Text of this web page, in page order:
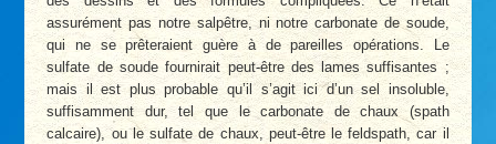
assurément pas notre salpêtre, ni notre carbonate de soude,
qui ne se prêteraient guère à de pareilles opérations. Le
sulfate de soude fournirait peut-être des lames suffisantes ;
mais il est plus probable qu’il s’agit ici d’un sel insoluble,
suffisamment dur, tel que le carbonate de chaux (spath
calcaire), ou le sulfate de chaux, peut-être le feldspath, car il